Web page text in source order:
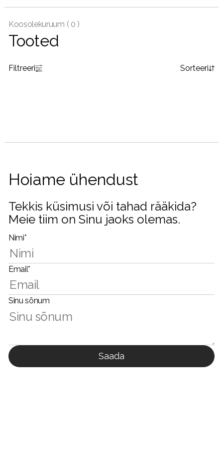
Koosolekuruum ( 0 )
Tooted
Filtreeri Sorteeri
Hoiame ühendust
Tekkis küsimusi või tahad rääkida?
Meie tiim on Sinu jaoks olemas.
Nimi*
Email*
Sinu sõnum
Saada